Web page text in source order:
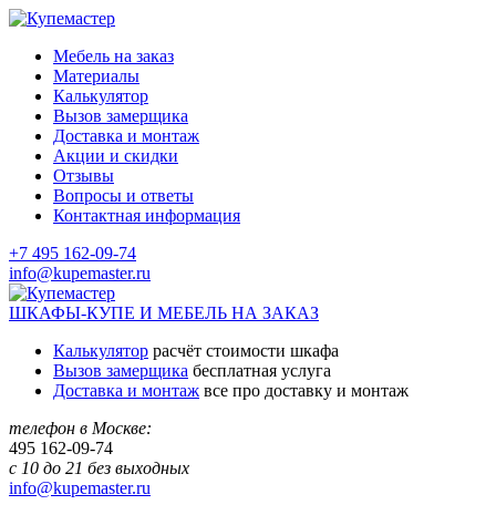
Мебель на заказ
Материалы
Калькулятор
Вызов замерщика
Доставка и монтаж
Акции и скидки
Отзывы
Вопросы и ответы
Контактная информация
+7 495 162-09-74
info@kupemaster.ru
ШКАФЫ-КУПЕ И МЕБЕЛЬ НА ЗАКАЗ
Калькулятор расчёт стоимости шкафа
Вызов замерщика бесплатная услуга
Доставка и монтаж все про доставку и монтаж
телефон в Москве:
495 162-09-74
с 10 до 21 без выходных
info@kupemaster.ru